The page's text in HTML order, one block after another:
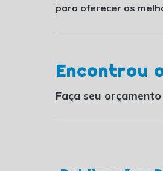
para oferecer as
Encontrou
Faça seu